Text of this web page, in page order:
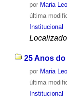
por Maria
última
Institucional
25 Anos do
por Maria
última
Institucional